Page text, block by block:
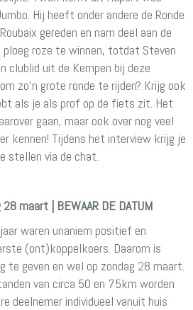
Hij heeft onder andere de Ronde
gereden en nam deel aan de
ploeg roze te winnen, totdat Steven
clublid uit de Kempen bij deze
zo'n grote ronde te rijden? Krijg ook
als je als prof op de fiets zit. Het
gaan, maar ook over nog veel
kennen! Tijdens het interview krijg je
stellen via de chat.
maart | BEWAAR DE DATUM
waren unaniem positief en
(ont)koppelkoers. Daarom is
te geven en wel op zondag 28 maart.
van circa 50 en 75km worden
deelnemer individueel vanuit huis